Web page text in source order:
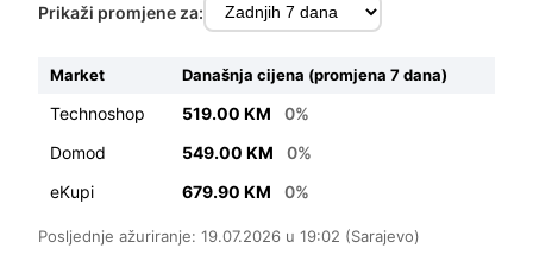
Prikaži promjene za:
Market Današnja cijena (promjena 7 dana)
Technoshop 519.00 KM
0%
Domod
549.00 KM
0%
eKupi
679.90 KM 0%
Posljednje ažuriranje: 19.07.2026 u 19:02 (Sarajevo)